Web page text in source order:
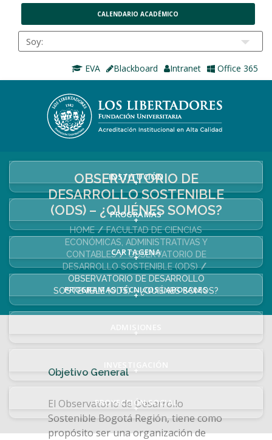
CALENDARIO ACADÉMICO
EVA Blackboard Intranet Office 365
INSTITUCIÓN
+
PROGRAMAS
+
CARTAGENA
+
PROGRAMAS TÉCNICOS LABORALES
+
+
+
PROYECCIÓN SOCIAL
+
OBSERVATORIO DE
DESARROLLO SOSTENIBLE
(ODS) – ¿QUIÉNES SOMOS?
HOME
FACULTAD DE CIENCIAS
ECONÓMICAS, ADMINISTRATIVAS Y
CONTABLES
OBSERVATORIO DE
DESARROLLO SOSTENIBLE (ODS)
OBSERVATORIO DE DESARROLLO
SOSTENIBLE (ODS) – ¿QUIÉNES SOMOS?
Objetivo General
El Observatorio de Desarrollo
Sostenible Bogotá Región, tiene como
propósito ser una organización de